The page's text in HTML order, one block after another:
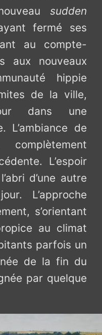
sudden
fermé ses
au compte-
aux nouveaux
hippie
de la ville,
dans une
L’ambiance de
L’espoir
d’une autre
L’approche
s’orientant
au climat
parfois un
de la fin du
par quelque